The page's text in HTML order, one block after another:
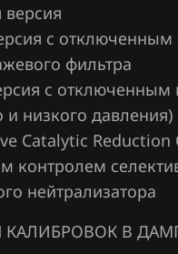
с
фильтра
с
и низкого давления)
Catalytic Reduction
контролем
нейтрализатора
КАЛИБРОВОК В